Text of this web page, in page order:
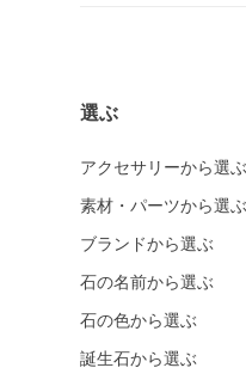
オパール各種
ピンクオパール
ブラックマトリッ
イエローオパール
ドラゴンアイ
オブシディアン各種
選ぶ
アクセサリーから選ぶ
素材・パーツから選ぶ
ブランドから選ぶ
石の名前から選ぶ
石の色から選ぶ
誕生石から選ぶ